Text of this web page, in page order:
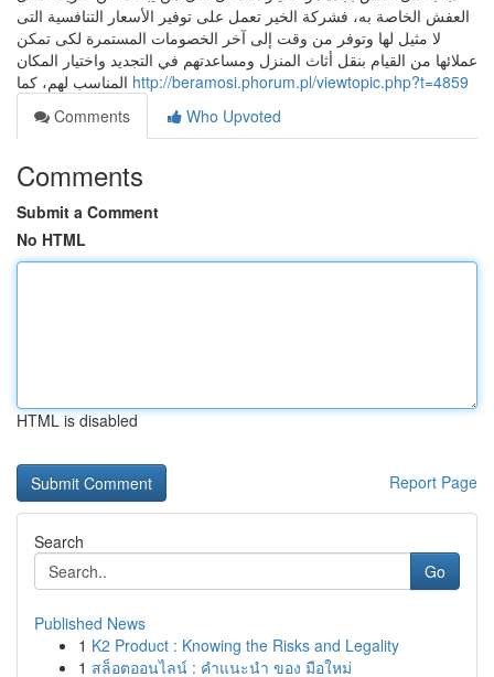
العفش الخاصة به، فشركة الخير تعمل على توفير الأسعار التنافسية التى
لا مثيل لها وتوفر من وقت إلى آخر الخصومات المستمرة لكى تمكن
عملائها من القيام بنقل أثاث المنزل ومساعدتهم في التجديد واختيار المكان
http://beramosi.phorum.pl/viewtopic.php?t=4859
Comments
Who Upvoted
Comments
Submit a Comment
No HTML
HTML is disabled
Report Page
Search
Go
Published News
1 K2 Product : Knowing the Risks and Legality
1 สล็อตออนไลน์ : คำแนะนำ ของ มือใหม่